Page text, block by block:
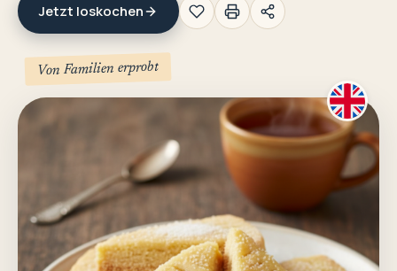
Jetzt loskochen
Von Familien erprobt